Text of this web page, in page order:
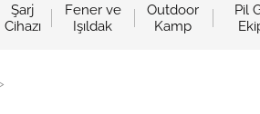
Şarj
Cihazı
Fener ve
Işıldak
Outdoor
Kamp
Pil